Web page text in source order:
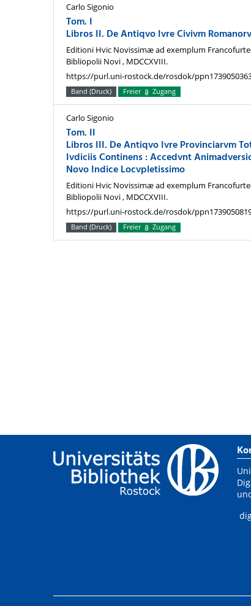
Carlo Sigonio
Tom. I
Libros II. De Antiqvo Ivre Civivm
Editioni Hvic Novissimæ ad exemplum
Bibliopolii Novi , MDCCXVIII.
https://purl.uni-rostock.de/rosdok/
Band (Druck) Freier Zugang
Carlo Sigonio
Tom. II
Libros III. De Antiqvo Ivre Provinciarvm
Ivdiciis Continens : Accedvnt
Novo Indice Locvpletissimo
Editioni Hvic Novissimæ ad exemplum
Bibliopolii Novi , MDCCXVIII.
https://purl.uni-rostock.de/rosdok/
Band (Druck) Freier Zugang